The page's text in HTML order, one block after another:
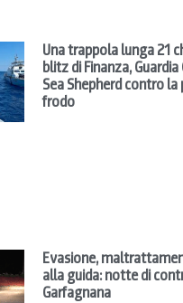
Una trappola lunga 21
blitz di Finanza,
Sea Shepherd contro la
frodo
Evasione,
alla guida: notte di
Garfagnana